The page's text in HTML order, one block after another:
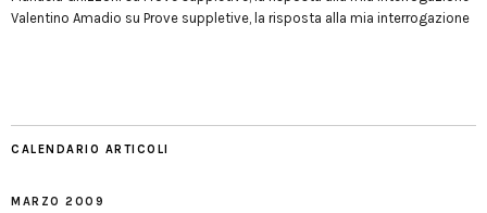
Valentino Amadio su Prove suppletive, la risposta alla mia interrogazione
CALENDARIO ARTICOLI
MARZO 2009